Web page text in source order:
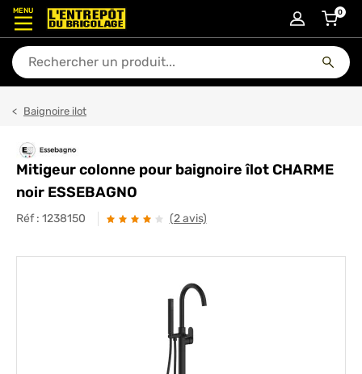
MENU
En quoi puis-je vous aider ?
0article
Baignoire ilot
Mitigeur colonne pour baignoire îlot CHARME
noir ESSEBAGNO
Réf : 1238150 (2 avis)